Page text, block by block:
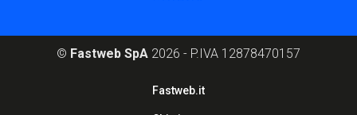
© Fastweb SpA 2026 - P.IVA 12878470157
Fastweb.it